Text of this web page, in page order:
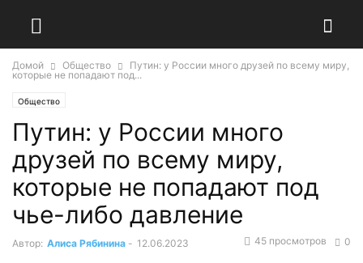
Домой Общество
Путин: у России много друзей по всему миру,
которые не попадают под...
Общество
Путин: у России много
друзей по всему миру,
которые не попадают под
чье-либо давление
Автор: Алиса Рябинина - 12.06.2023 0
45 просмотров